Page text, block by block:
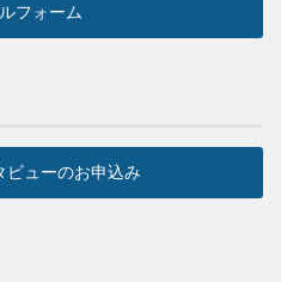
フォーム
ビューのお申込み